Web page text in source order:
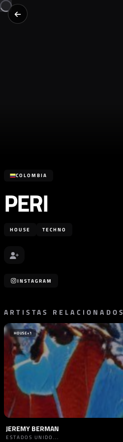
COLOMBIA
PERI
HOUSE TECHNO
INSTAGRAM
ARTISTAS RELACIONADOS
HOUSE+1
JEREMY BERMAN
ESTADOS UNIDO...